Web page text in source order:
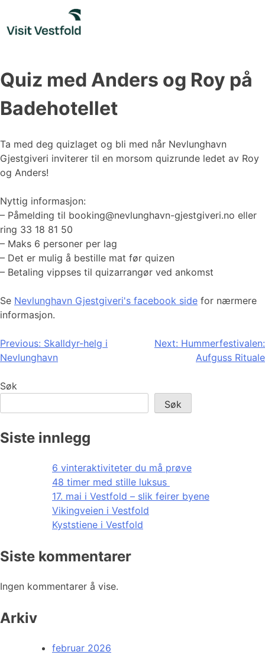
content
Quiz med Anders og Roy på
Badehotellet
Ta med deg quizlaget og bli med når Nevlunghavn
Gjestgiveri inviterer til en morsom quizrunde ledet av Roy
og Anders!
Nyttig informasjon:
– Påmelding til booking@nevlunghavn-gjestgiveri.no eller
ring 33 18 81 50
– Maks 6 personer per lag
– Det er mulig å bestille mat før quizen
– Betaling vippses til quizarrangør ved ankomst
Se Nevlunghavn Gjestgiveri's facebook side for nærmere
informasjon.
Innleggsnavigasjon
Previous: Skalldyr-helg i
Nevlunghavn
Next: Hummerfestivalen:
Aufguss Rituale
Søk
Søk
Siste innlegg
6 vinteraktiviteter du må prøve
48 timer med stille luksus
17. mai i Vestfold – slik feirer byene
Vikingveien i Vestfold
Kyststiene i Vestfold
Siste kommentarer
Ingen kommentarer å vise.
Arkiv
februar 2026